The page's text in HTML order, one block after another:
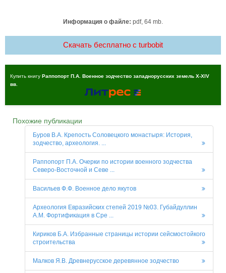
Информация о файле: pdf, 64 mb.
Скачать бесплатно c turbobit
Купить книгу Раппопорт П.А. Военное зодчество западнорусских земель X-XIV
вв.
Похожие публикации
Буров В.А. Крепость Соловецкого монастыря: История,
зодчество, археология. ...
Раппопорт П.А. Очерки по истории военного зодчества
Северо-Восточной и Севе ...
Васильев Ф.Ф. Военное дело якутов
Археология Евразийских степей 2019 №03. Губайдуллин
А.М. Фортификация в Сре ...
Кириков Б.А. Избранные страницы истории сейсмостойкого
строительства
Малков Я.В. Древнерусское деревянное зодчество